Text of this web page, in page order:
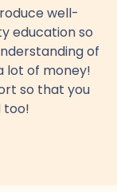
well-
education so
of
lot of money!
so that you
too!